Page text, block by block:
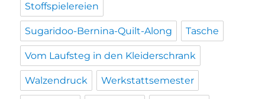
Stoffspielereien
Sugaridoo-Bernina-Quilt-Along Tasche
Vom Laufsteg in den Kleiderschrank
Walzendruck Werkstattsemester